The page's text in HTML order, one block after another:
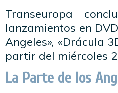
Transeuropa
lanzamientos en
Angeles», «Drácula
partir del miércoles
La Parte de los